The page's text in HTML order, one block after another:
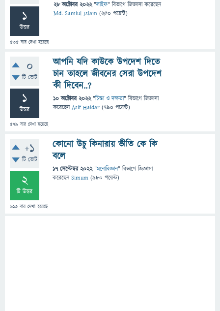
1
উত্তর
535 বার দেখা হয়েছে
28 অক্টোবর 2022 "লাইফ" বিভাগে জিজ্ঞাসাকরেছেন
Md. Samiul Islam (250 পয়েন্ট)
0
টি ভোট
1
উত্তর
579 বার দেখা হয়েছে
আপনি যদি কাউকে উপদেশ দিতে
চান তাহলে জীবনের সেরা উপদেশ
কী দিবেন..?
10 অক্টোবর 2022 "চিন্তা ও দক্ষতা" বিভাগে জিজ্ঞাসা
করেছেনAsif Haidar (790 পয়েন্ট)
+1
টি ভোট
2
টি উত্তর
613 বার দেখা হয়েছে
কোনো উচু কিনারায় ভীতি কে কি
বলে
17 সেপ্টেম্বর 2022 "মনোবিজ্ঞান" বিভাগে জিজ্ঞাসা
করেছেনSimum (980 পয়েন্ট)